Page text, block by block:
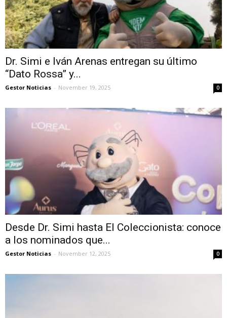
Dr. Simi e Iván Arenas entregan su último
“Dato Rossa” y...
Gestor Noticias - November 19, 2025 0
Desde Dr. Simi hasta El Coleccionista: conoce
a los nominados que...
Gestor Noticias - November 12, 2025 0